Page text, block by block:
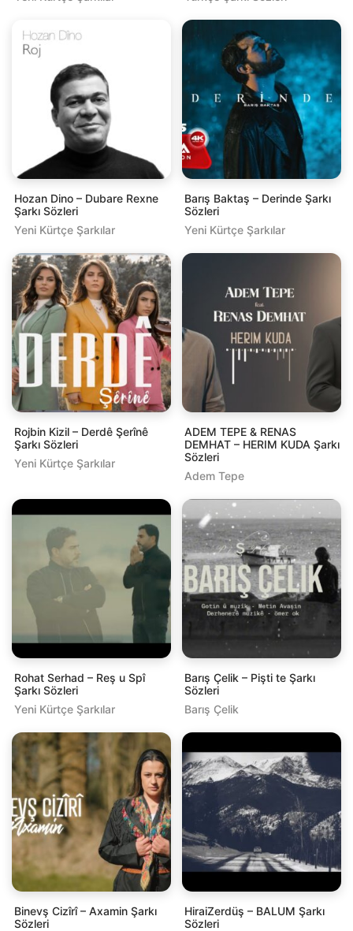
Hozan Dino – Dubare Rexne
Şarkı Sözleri
Yeni Kürtçe Şarkılar
Barış Baktaş – Derinde Şarkı
Sözleri
Yeni Kürtçe Şarkılar
Rojbin Kizil – Derdê Şerînê
Şarkı Sözleri
Yeni Kürtçe Şarkılar
ADEM TEPE & RENAS
DEMHAT – HERIM KUDA Şarkı
Sözleri
Adem Tepe
Rohat Serhad – Reş u Spî
Şarkı Sözleri
Yeni Kürtçe Şarkılar
Barış Çelik – Pişti te Şarkı
Sözleri
Barış Çelik
Binevş Cizîrî – Axamin Şarkı
Sözleri
HiraiZerdüş – BALUM Şarkı
Sözleri